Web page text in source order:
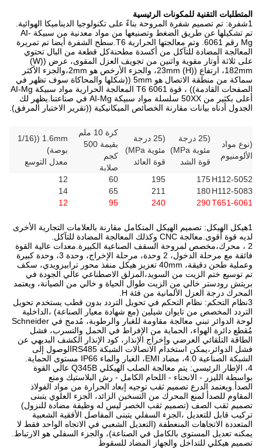
المتطلبات التقنية للمكونات الرئيسية
1شفرة: تم تصميم شفرة المروحة بناءً على تكنولوجيا الديناميكا الهوائية.
تم تشكيلها عن طريق الضغط وتصنيعها من مواد معدنية من سبيكة AI-
Mg رقم 6061. وتم معالجتها الحرارية T6.سطح الشفرة أيضا تم تمريرة
المعالجة المضادة للتآكل من أكسدة مطحنةكل قطعة من البال تحتوي
على ثلاثة أوتار مقوية واثنين من تجويف العزل المقوى، عرض ((W)
182mm، ارتفاع ((H) 23mm، والجزء الأرخص هو 2mm،والجزء الأكثر
سماكة من منطقة الاتصال هو 5mm ((شكلها والمحاكاة سوف تظهر في
الصفحات القادمة)) ، قوة 6061 T6 المعالجة الحرارية مواد سبيكة AI-Mg
أعلى بكثير من 50XX سلسلة مواد سبيكة AI-Mg في صناعتنا.يظهر لك
الجدول أدناه بيانات مقارنة الخصائص الميكانيكية ((تقرير الاختبار المرفق).
(نوع مواد
الألومنيوم
(25 درجة
مئوية MPa)
قوة الشد
(25 درجة
مئوية MPa)
قوة العائد
كرة 10 ملم
بقيمة 500
كجم
صلابة
1.6mm ((1/16
بوصة)
معدل التوسع
5052-H112
175
195
60
12
5083-H112
180
211
65
14
6061-T651
290
240
95
12
1هيكل الهيكل: تصميم الهيكل المتكامل مقارنة بالعلامات التجارية الأخرى
لديه قوة أقوى.معالجة CNC وكذلك المعالجة المضادة للتآكل.
2 ، محرك،مخصص لمروحة السقف الصناعية الكبيرة.معدات عالية القوة
فائقة مع مرحلة الدخول، 2 وحدة، مرحلة الإخراج، وحدة 3، وحدة كبيرة
وعملية طحن دقيقة، 40mm تعزيز هيكل منفذ محور ترابيزويدي، سكف
تم توسيع ختم الزيت من السويد،المزلق الاصطناعي عالي الجودة في
بريتش رودستر خالي من الزيت طوال الحياة و خالي من الصيانة، ويعتمد
المحرك درجة العزل الألمانية من فئة H.
3نظام التحكم: نظام التحكم في تحويل التردد بدون قطب يستخدم تحويل
التردد المخصص من تايوان شيلين (مع شهادة معيار الصناعة) ،الداخلية
لوحة الدوائر تبني معالجة مقاومة للغبار والرطوبة، مُدمج في Schneider
مُقطع دائرة الهواء، الحماية من الإفراط في الحمل والتسرب، فشل
الطاقة التلقائي العرضي وإخراج الإنذار، كود الإنذار الكشف البديهي عن
فشل الدوائر،يمكن استخدام الاتصالات الشبكة RS485الوصول إلى
الشبكة الصناعية 4.0، مضاد EMI، الغبار والماء IP66 مستوى الحماية.
4، الإطار الرئيسي: يتم معالجة الصلب الهيكلي Q345B عالي القوة
بواسطة الليزر - الانحناء - اللحام الكامل - رش البلاستيك ومنع
الصدأ.ويعتمد الدرع تصميم ثقب توجيه إبعاد الحرارة من مواد الفولاذ
المقاوم للصدأ لمنع المحرك من التسخين الزائد، الجزء العلوي يتبنى
تصميم ثقب الصف (تصميم ثقب الخصر ليس له وظيفة مضادة للنزول)
تركيب قابل للتعديل ،الجزء السفلي يتبنى المفاصل الأفقية الشعبية
المتعددة الاتجاهات المنعطفة (التعديل الشعبي في الاتجاه الواحد فقط لا
يمكنه تعديل المستوى بالكامل في الصناعة)، والجزء السفلي هو الارتباط.
تصميم هيكلي للتداخل والجهاز المضاد للسقوط